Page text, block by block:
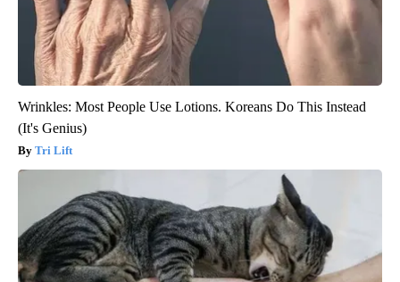
Wrinkles: Most People Use Lotions. Koreans Do This Instead
(It's Genius)
Tri Lift